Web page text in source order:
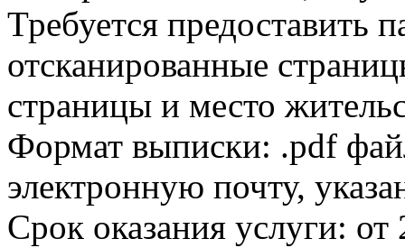
Требуется предоставить
отсканированные
страницы и место
Формат выписки: .pdf
электронную почту,
Срок оказания услуги: от